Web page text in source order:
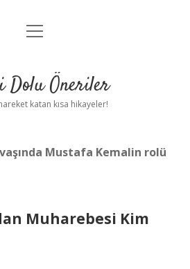
Anasayfa
Yasal Uyarı
menüyü
Dolu Öneriler
katan kısa hikayeler!
Mustafa Kemalin rolü
Muharebesi Kim